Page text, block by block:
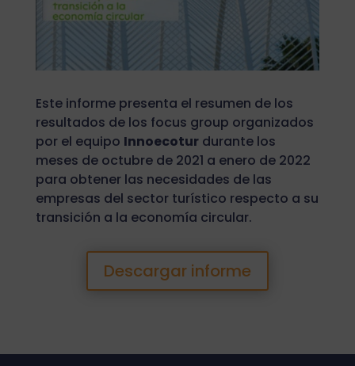
Este informe presenta el resumen de los
resultados de los focus group organizados
por el equipo Innoecoturdurante los
meses de octubre de 2021 a enero de 2022
para obtener las necesidades de las
empresas del sector turístico respecto a su
transición a la economía circular.
Descargar informe